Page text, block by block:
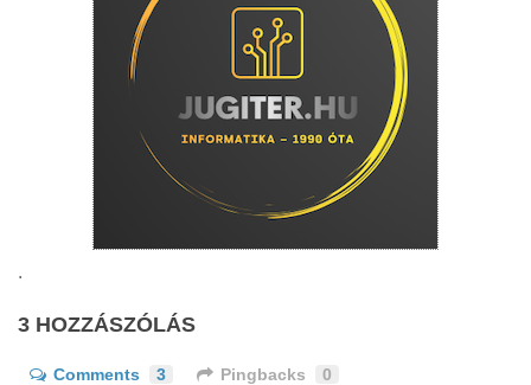
.
3 HOZZÁSZÓLÁS
Comments 3 Pingbacks 0